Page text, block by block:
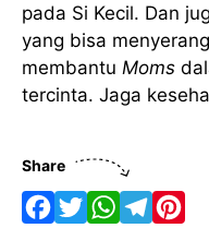
pada Si Kecil. Dan
yang bisa
membantu Moms
tercinta. Jaga
Share